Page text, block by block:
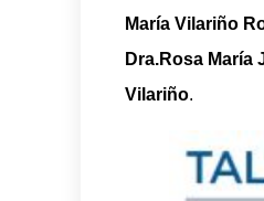
María Vilariño
Dra.Rosa María
Vilariño.